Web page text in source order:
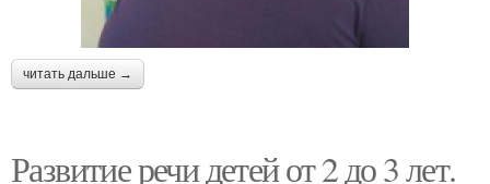
читать дальше →
Развитие речи детей от 2 до 3 лет.